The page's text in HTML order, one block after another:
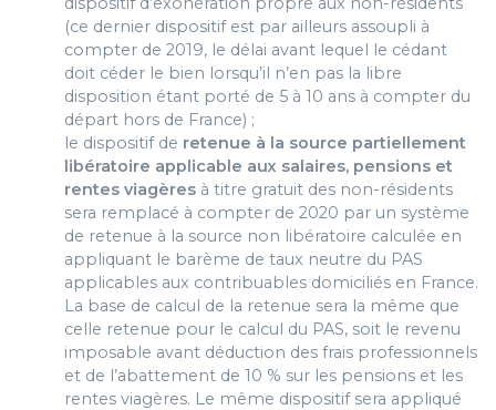
(ce dernier dispositif est par ailleurs assoupli à
compter de 2019, le délai avant lequel le cédant
doit céder le bien lorsqu’il n’en pas la libre
disposition étant porté de 5 à 10 ans à compter du
départ hors de France) ;
le dispositif de retenue à la source partiellement
libératoire applicable aux salaires, pensions et
rentes viagères à titre gratuit des non-résidents
sera remplacé à compter de 2020 par un système
de retenue à la source non libératoire calculée en
appliquant le barème de taux neutre du PAS
applicables aux contribuables domiciliés en France.
La base de calcul de la retenue sera la même que
celle retenue pour le calcul du PAS, soit le revenu
imposable avant déduction des frais professionnels
et de l’abattement de 10 % sur les pensions et les
rentes viagères. Le même dispositif sera appliqué